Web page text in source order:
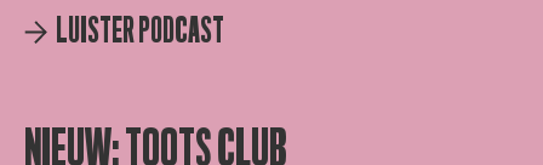
LUISTER PODCAST
NIEUW: TOOTS CLUB